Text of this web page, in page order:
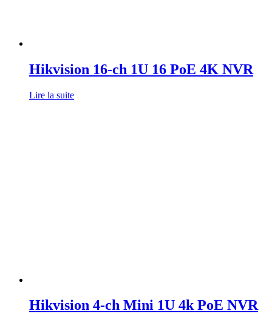
Hikvision 16-ch 1U 16 PoE 4K NVR
Lire la suite
Hikvision 4-ch Mini 1U 4k PoE NVR